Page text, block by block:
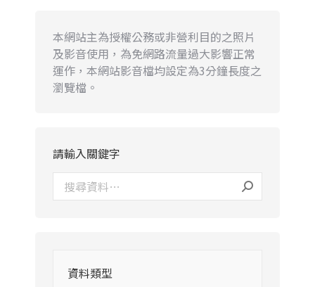
本網站主為授權公務或非營利目的之照片
及影音使用，為免網路流量過大影響正常
運作，本網站影音檔均設定為3分鐘長度之
瀏覽檔。
請輸入關鍵字
資料類型